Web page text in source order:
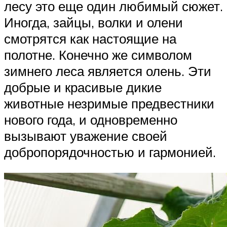
лесу это еще один любимый сюжет.
Иногда, зайцы, волки и олени
смотрятся как настоящие на
полотне. Конечно же символом
зимнего леса является олень. Эти
добрые и красивые дикие
животные незримые предвестники
нового года, и одновременно
вызывают уважение своей
добропорядочностью и гармонией.